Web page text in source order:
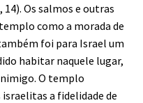
Os salmos e outras
como a morada de
foi para Israel um
habitar naquele lugar,
O templo
a fidelidade de